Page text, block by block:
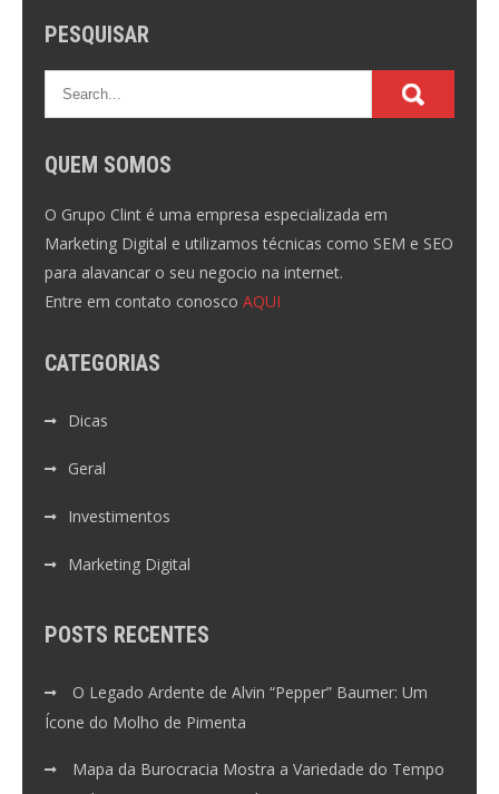
PESQUISAR
QUEM SOMOS
O Grupo Clint é uma empresa especializada em
Marketing Digital e utilizamos técnicas como SEM e SEO
para alavancar o seu negocio na internet.
Entre em contato conosco AQUI
CATEGORIAS
Dicas
Geral
Investimentos
Marketing Digital
POSTS RECENTES
O Legado Ardente de Alvin “Pepper” Baumer: Um
Ícone do Molho de Pimenta
Mapa da Burocracia Mostra a Variedade do Tempo